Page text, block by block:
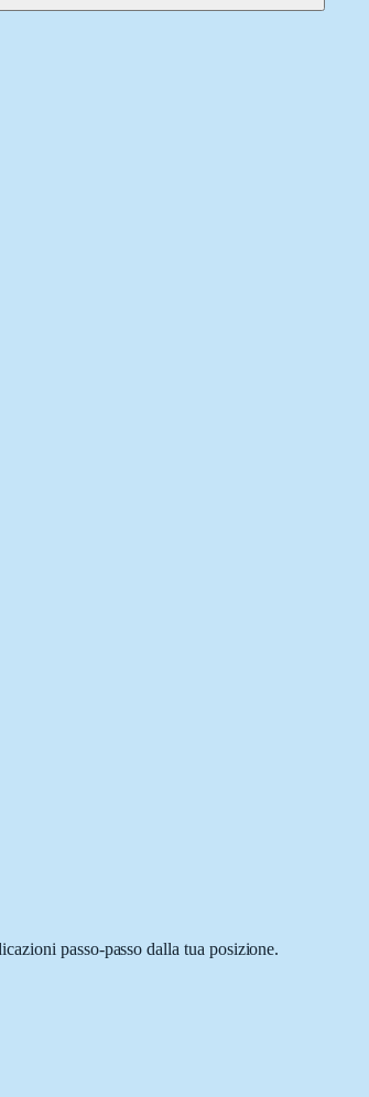
passo-passo dalla tua posizione.